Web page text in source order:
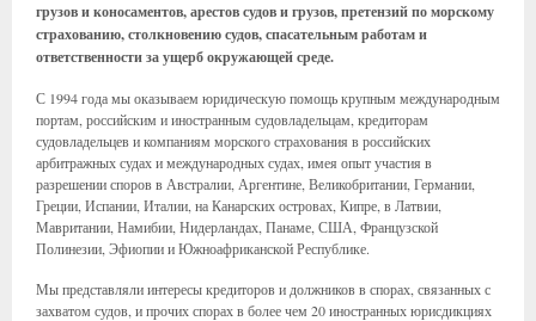
грузов и коносаментов, арестов судов и грузов, претензий по морскому
страхованию, столкновению судов, спасательным работам и
ответственности за ущерб окружающей среде.
С 1994 года мы оказываем юридическую помощь крупным международным
портам, российским и иностранным судовладельцам, кредиторам
судовладельцев и компаниям морского страхования в российских
арбитражных судах и международных судах, имея опыт участия в
разрешении споров в Австралии, Аргентине, Великобритании, Германии,
Греции, Испании, Италии, на Канарских островах, Кипре, в Латвии,
Мавритании, Намибии, Нидерландах, Панаме, США, Французской
Полинезии, Эфиопии и Южноафриканской Республике.
Мы представляли интересы кредиторов и должников в спорах, связанных с
захватом судов, и прочих спорах в более чем 20 иностранных юрисдикциях